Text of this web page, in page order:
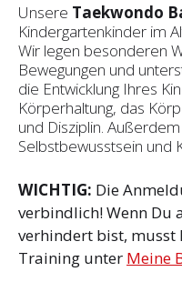
Unsere Taekwondo
Kindergartenkinder im
Wir legen besonderen
Bewegungen und
die Entwicklung Ihres
Körperhaltung, das
und Disziplin.
Selbstbewusstsein und
WICHTIG: Die
verbindlich! Wenn Du
verhindert bist, musst
Training unter Meine